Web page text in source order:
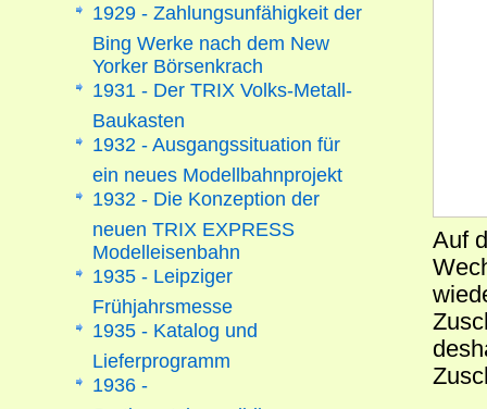
Auf
1929 - Zahlungsunfähigkeit der
Bing Werke nach dem New
Yorker Börsenkrach
1931 - Der TRIX Volks-Metall-
Baukasten
1932 - Ausgangssituation für
ein neues Modellbahnprojekt
1932 - Die Konzeption der
neuen TRIX EXPRESS
Modelleisenbahn
1935 - Leipziger
Frühjahrsmesse
1935 - Katalog und
Lieferprogramm
1936 -